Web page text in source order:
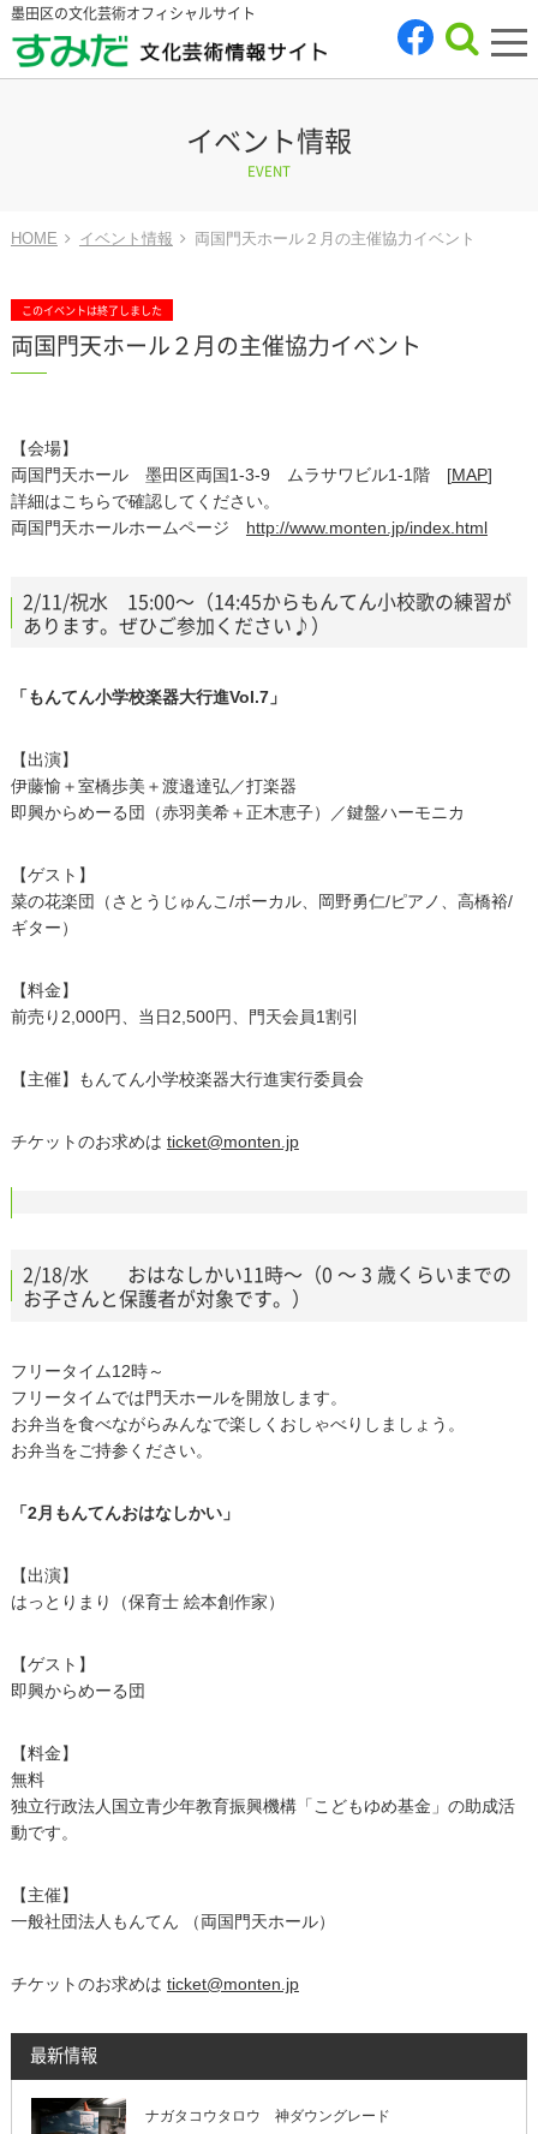
墨田区の文化芸術オフィシャルサイト
イベント情報
EVENT
HOME イベント情報 両国門天ホール２月の主催協力イベント
このイベントは終了しました
両国門天ホール２月の主催協力イベント
【会場】
両国門天ホール 墨田区両国1-3-9 ムラサワビル1-1階 [MAP]
詳細はこちらで確認してください。
両国門天ホールホームページ http://www.monten.jp/index.html
2/11/祝水 15:00～（14:45からもんてん小校歌の練習が
あります。ぜひご参加ください♪）
「もんてん小学校楽器大行進Vol.7」
【出演】
伊藤愉＋室橋歩美＋渡邉達弘／打楽器
即興からめーる団（赤羽美希＋正木恵子）／鍵盤ハーモニカ
【ゲスト】
菜の花楽団（さとうじゅんこ/ボーカル、岡野勇仁/ピアノ、高橋裕/
ギター）
【料金】
前売り2,000円、当日2,500円、門天会員1割引
【主催】もんてん小学校楽器大行進実行委員会
チケットのお求めは ticket@monten.jp
2/18/水 おはなしかい11時～（0 ～ 3 歳くらいまでの
お子さんと保護者が対象です。）
フリータイム12時～
フリータイムでは門天ホールを開放します。
お弁当を食べながらみんなで楽しくおしゃべりしましょう。
お弁当をご持参ください。
「2月もんてんおはなしかい」
【出演】
はっとりまり（保育士 絵本創作家）
【ゲスト】
即興からめーる団
【料金】
無料
独立行政法人国立青少年教育振興機構「こどもゆめ基金」の助成活
動です。
【主催】
一般社団法人もんてん （両国門天ホール）
チケットのお求めは ticket@monten.jp
最新情報
ナガタコウタロウ 神ダウングレード